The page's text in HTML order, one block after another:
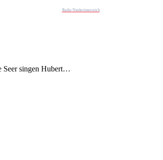
Radio Niederösterreich
Seer singen Hubert…